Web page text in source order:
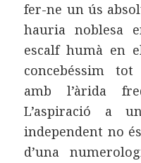
fer-ne un ús
hauria noblesa
escalf humà en
concebéssim
amb l’àrida
L’aspiració a
independent no
d’una